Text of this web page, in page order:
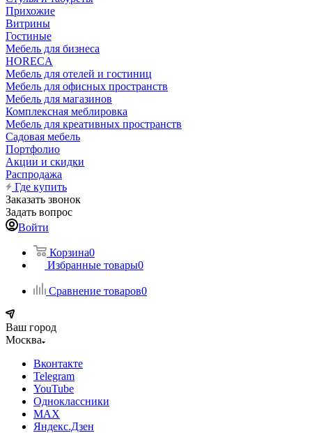
Прихожие
Витрины
Гостиные
Мебель для бизнеса
HORECA
Мебель для отелей и гостиниц
Мебель для офисных пространств
Мебель для магазинов
Комплексная меблировка
Мебель для креативных пространств
Садовая мебель
Портфолио
Акции и скидки
Распродажа
Где купить
Заказать звонок
Задать вопрос
Войти
Корзина0
Избранные товары0
Сравнение товаров0
Ваш город
Москва
Вконтакте
Telegram
YouTube
Одноклассники
MAX
Яндекс.Дзен